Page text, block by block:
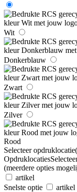
Wit
Donkerblauw
Zwart
Zilver
Rood
Selecteer
Opdruklocaties
(meerdere opties
artikel
Snelste optie
artikel